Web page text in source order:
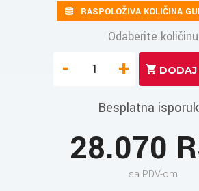
RASPOLOŽIVA KOLIČINA
Odaberite količinu
- +
Besplatna
28.070
sa PDV-om